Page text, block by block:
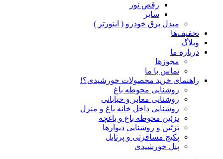
رقص نور
سایر
مبدل برق خودرو ( اینورتر )
تخفیف‌ها
وبلاگ
درباره ما
مجوزها
تماس با ما
راهنمای خرید محصولات خورشیدی؟!
روشنایی محوطه باغ
روشنایی معابر و خیابانی
روشنایی داخل خانه باغ و منزل
تزئین محوطه باغ و باغچه
تزئین و روشنایی دیوارها
پکیج مسافرتی و پرتابل
پنل خورشیدی